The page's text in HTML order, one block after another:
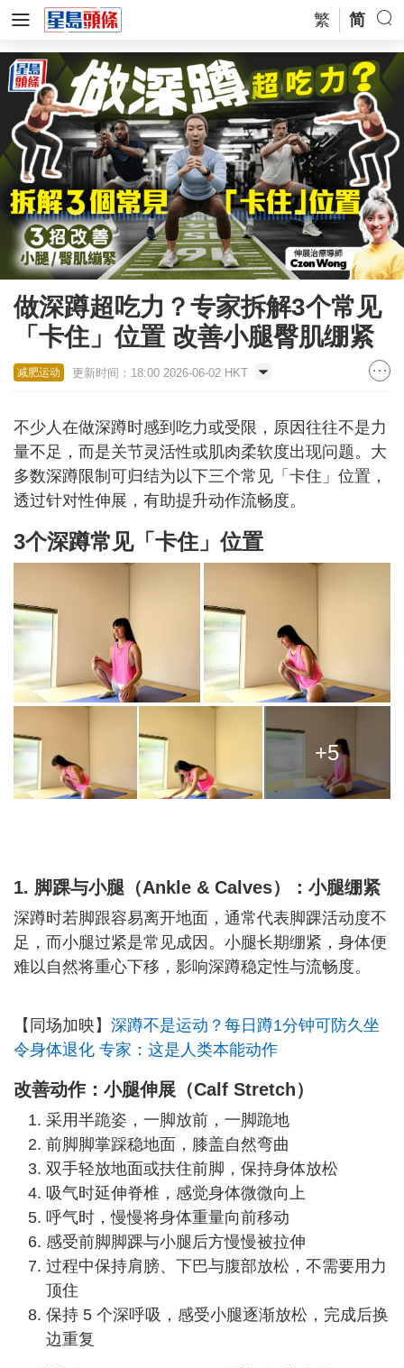
繁 简
做深蹲超吃力？专家拆解3个常见
「卡住」位置 改善小腿臀肌绷紧​​​​​​​
减肥运动 更新时间：18:00 2026-06-02 HKT
不少人在做深蹲时感到吃力或受限，原因往往不是力
量不足，而是关节灵活性或肌肉柔软度出现问题。大
多数深蹲限制可归结为以下三个常见「卡住」位置，
透过针对性伸展，有助提升动作流畅度。
3个深蹲常见「卡住」位置
+5
1. 脚踝与小腿（Ankle & Calves）： 小腿绷紧
深蹲时若脚跟容易离开地面，通常代表脚踝活动度不
足，而小腿过紧是常见成因。小腿长期绷紧，身体便
难以自然将重心下移，影响深蹲稳定性与流畅度。
【同场加映】 深蹲不是运动？每日蹲1分钟可防久坐
令身体退化 专家：这是人类本能动作
改善动作：小腿伸展（Calf Stretch）
采用半跪姿，一脚放前，一脚跪地
前脚脚掌踩稳地面，膝盖自然弯曲
双手轻放地面或扶住前脚，保持身体放松
吸气时延伸脊椎，感觉身体微微向上
呼气时，慢慢将身体重量向前移动
感受前脚脚踝与小腿后方慢慢被拉伸
过程中保持肩膀、下巴与腹部放松，不需要用力
顶住
保持 5 个深呼吸，感受小腿逐渐放松，完成后换
边重复